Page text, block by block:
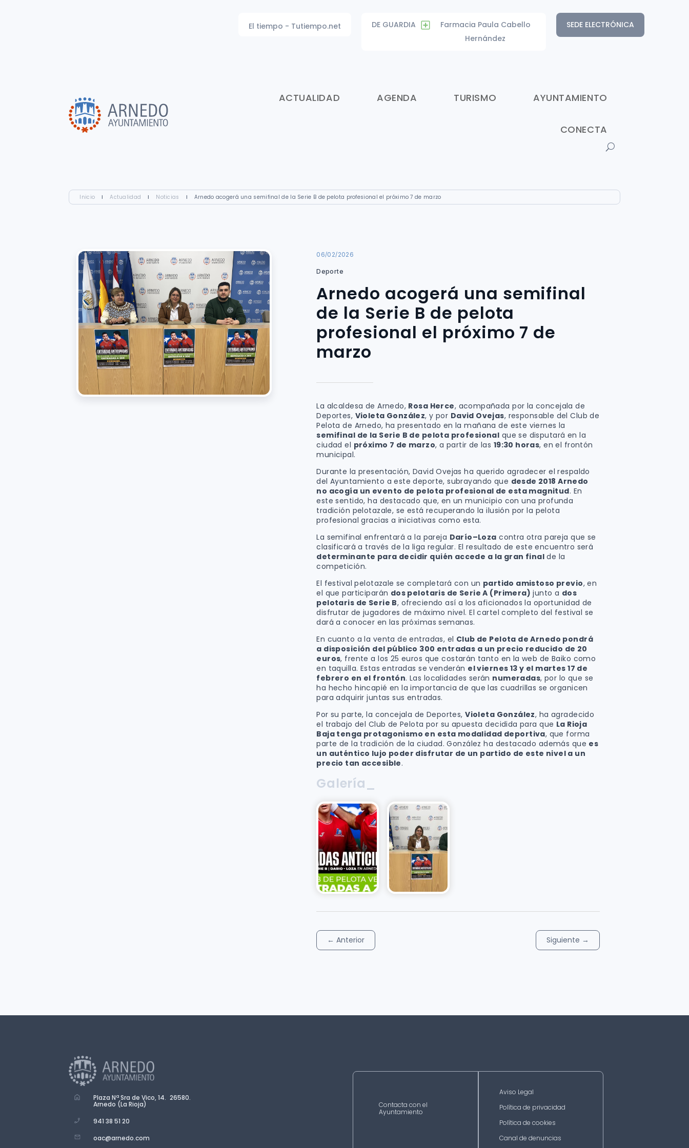
SEDE ELECTRÓNICA
DE GUARDIA
Farmacia Paula Cabello
Hernández
El tiempo - Tutiempo.net
ACTUALIDAD AGENDA TURISMO AYUNTAMIENTO
CONECTA
Inicio I Actualidad I Noticias I Arnedo acogerá una semifinal de la Serie B de pelota profesional el próximo 7 de marzo
06/02/2026
Deporte
Arnedo acogerá una semifinal
de la Serie B de pelota
profesional el próximo 7 de
marzo
La alcaldesa de Arnedo, Rosa Herce, acompañada por la concejala de
Deportes, Violeta González, y por David Ovejas, responsable del Club de
Pelota de Arnedo, ha presentado en la mañana de este viernes la
semifinal de la Serie B de pelota profesional que se disputará en la
ciudad el próximo 7 de marzo, a partir de las 19:30 horas, en el frontón
municipal.
Durante la presentación, David Ovejas ha querido agradecer el respaldo
del Ayuntamiento a este deporte, subrayando que desde 2018 Arnedo
no acogía un evento de pelota profesional de esta magnitud. En
este sentido, ha destacado que, en un municipio con una profunda
tradición pelotazale, se está recuperando la ilusión por la pelota
profesional gracias a iniciativas como esta.
La semifinal enfrentará a la pareja Darío–Loza contra otra pareja que se
clasificará a través de la liga regular. El resultado de este encuentro será
determinante para decidir quién accede a la gran final de la
competición.
El festival pelotazale se completará con un partido amistoso previo, en
el que participarán dos pelotaris de Serie A (Primera) junto a dos
pelotaris de Serie B, ofreciendo así a los aficionados la oportunidad de
disfrutar de jugadores de máximo nivel. El cartel completo del festival se
dará a conocer en las próximas semanas.
En cuanto a la venta de entradas, el Club de Pelota de Arnedo pondrá
a disposición del público 300 entradas a un precio reducido de 20
euros, frente a los 25 euros que costarán tanto en la web de Baiko como
en taquilla. Estas entradas se venderán el viernes 13 y el martes 17 de
febrero en el frontón. Las localidades serán numeradas, por lo que se
ha hecho hincapié en la importancia de que las cuadrillas se organicen
para adquirir juntas sus entradas.
Por su parte, la concejala de Deportes,Violeta González, ha agradecido
el trabajo del Club de Pelota por su apuesta decidida para que La Rioja
Baja tenga protagonismo en esta modalidad deportiva, que forma
parte de la tradición de la ciudad. González ha destacado además que es
un auténtico lujo poder disfrutar de un partido de este nivel a un
precio tan accesible.
Galería_
←Anterior Siguiente →
Plaza Nª Sra de Vico, 14. 26580.
Arnedo (La Rioja)
941 38 51 20
oac@arnedo.com
Contacta con el
Ayuntamiento
Aviso Legal
Política de privacidad
Política de cookies
Canal de denuncias